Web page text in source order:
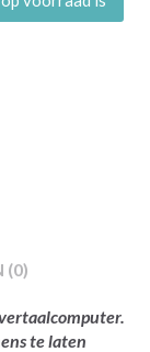
(0)
te laten